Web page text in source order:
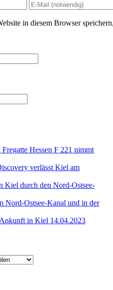
in diesem Browser
Hessen F 221 nimmt
verlässt Kiel am
Kiel durch den Nord-Ostsee-
Nord-Ostsee-Kanal und in der
in Kiel 14.04.2023